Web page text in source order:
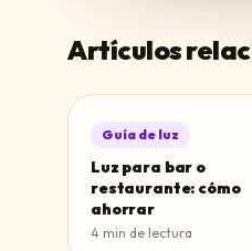
Artículos
Guía de luz
Luz para bar o
restaurante: cómo
ahorrar
4 min de lectura